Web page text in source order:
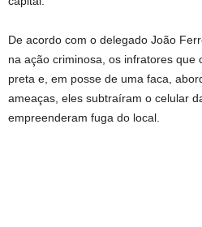
De acordo com o delegado João
na ação criminosa, os infratores
preta e, em posse de uma faca,
ameaças, eles subtraíram o celular
empreenderam fuga do local.